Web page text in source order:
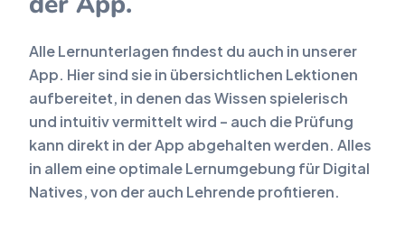
Alle Lernunterlagen findest du auch in unserer
App. Hier sind sie in übersichtlichen Lektionen
aufbereitet, in denen das Wissen spielerisch
und intuitiv vermittelt wird – auch die Prüfung
kann direkt in der App abgehalten werden. Alles
in allem eine optimale Lernumgebung für Digital
Natives, von der auch Lehrende profitieren.